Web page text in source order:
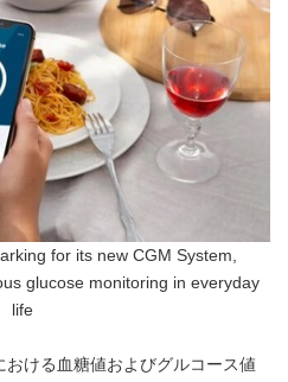
for its new CGM System,
glucose monitoring in everyday
life
ける血糖値およびグルコース値